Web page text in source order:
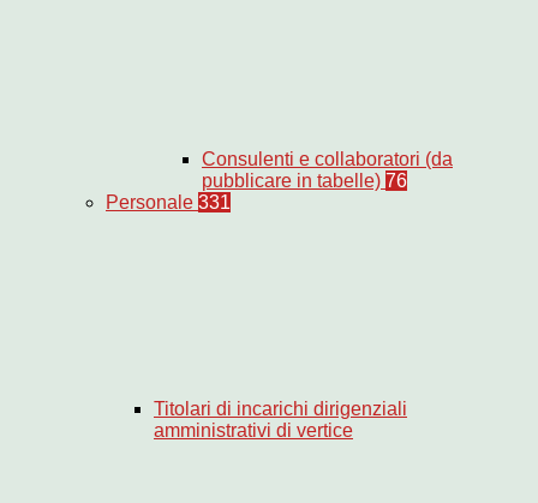
Consulenti e collaboratori (da
pubblicare in tabelle) 76
Personale 331
Titolari di incarichi dirigenziali
amministrativi di vertice